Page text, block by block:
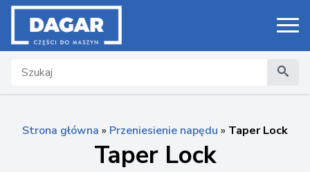
Search
Strona główna » Przeniesienie napędu » Taper Lock
Taper Lock